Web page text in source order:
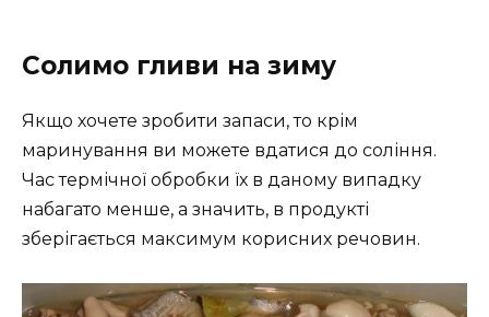
Солимо гливи на зиму
Якщо хочете зробити запаси, то крім
маринування ви можете вдатися до соління.
Час термічної обробки їх в даному випадку
набагато менше, а значить, в продукті
зберігається максимум корисних речовин.